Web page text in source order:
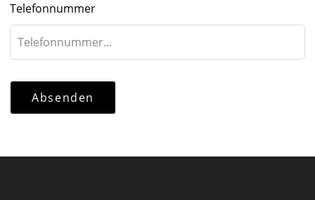
Telefonnummer
Absenden